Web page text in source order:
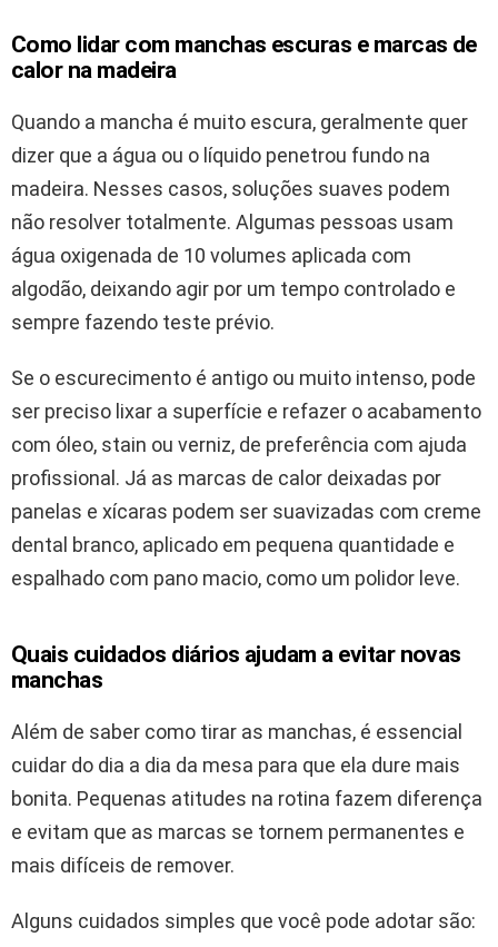
Como lidar com manchas escuras e marcas de
calor na madeira
Quando a mancha é muito escura, geralmente quer
dizer que a água ou o líquido penetrou fundo na
madeira. Nesses casos, soluções suaves podem
não resolver totalmente. Algumas pessoas usam
água oxigenada de 10 volumes aplicada com
algodão, deixando agir por um tempo controlado e
sempre fazendo teste prévio.
Se o escurecimento é antigo ou muito intenso, pode
ser preciso lixar a superfície e refazer o acabamento
com óleo, stain ou verniz, de preferência com ajuda
profissional. Já as marcas de calor deixadas por
panelas e xícaras podem ser suavizadas com creme
dental branco, aplicado em pequena quantidade e
espalhado com pano macio, como um polidor leve.
Quais cuidados diários ajudam a evitar novas
manchas
Além de saber como tirar as manchas, é essencial
cuidar do dia a dia da mesa para que ela dure mais
bonita. Pequenas atitudes na rotina fazem diferença
e evitam que as marcas se tornem permanentes e
mais difíceis de remover.
Alguns cuidados simples que você pode adotar são: